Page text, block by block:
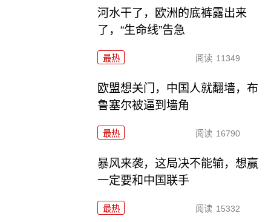
河水干了，欧洲的底裤露出来
了，“生命线”告急
最热 阅读 11349
欧盟想关门，中国人就翻墙，布
鲁塞尔被逼到墙角
最热 阅读 16790
暴风来袭，这局决不能输，想赢
一定要和中国联手
最热 阅读 15332